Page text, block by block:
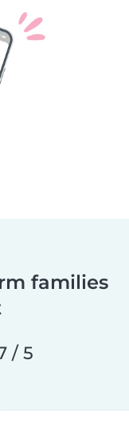
families
/ 5